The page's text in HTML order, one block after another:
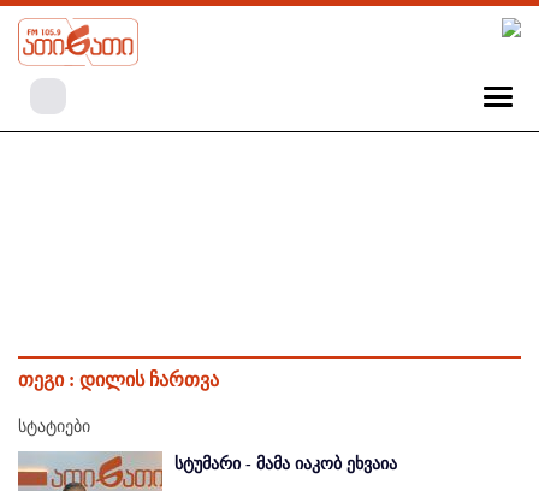
თეგი : დილის ჩართვა
სტატიები
სტუმარი - მამა იაკობ ეხვაია